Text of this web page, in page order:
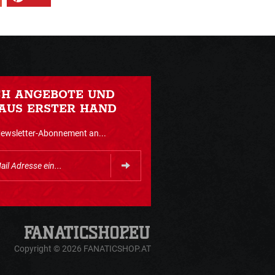
ANGEBOTE UND
ERSTER HAND
Abonnement an...
Copyright © 2026 FANATICSHOP.AT